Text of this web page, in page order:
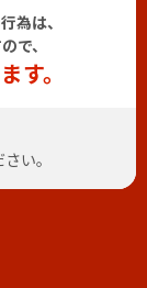
為は、
で、
す。
い。